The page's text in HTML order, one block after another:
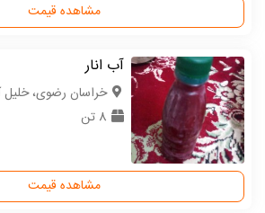
مشاهده قیمت
آب انار
خراسان رضوی، خلیل
8 تن
مشاهده قیمت